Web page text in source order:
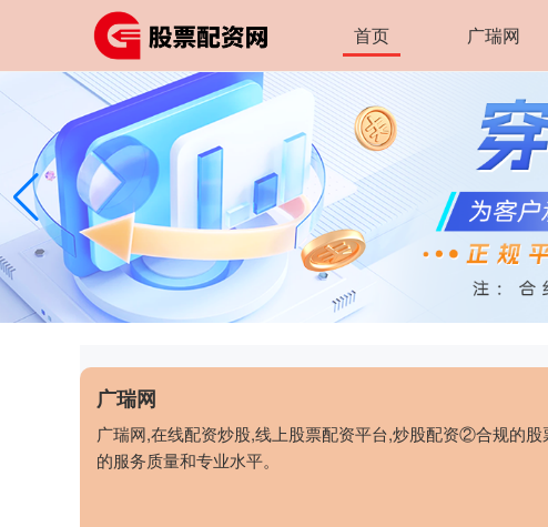
首页 广瑞网
广瑞网
广瑞网,在线配资炒股,线上股票配资平台,炒股配资②合规的
的服务质量和专业水平。